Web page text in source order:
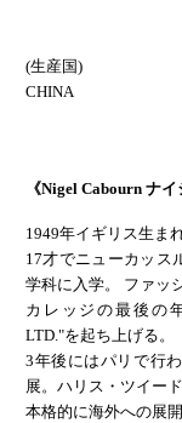
(生産国)
CHINA
《Nigel Cabourn ナ
1949年イギリス生まれ
17才でニューカッス
学科に入学。 ファッ
カレッジの最後の
LTD."を起ち上げる。
3年後にはパリで行
展。ハリス・ツイー
本格的に海外への展開